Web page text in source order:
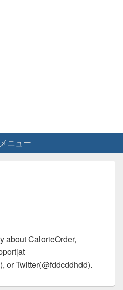
メニュー
about CalorieOrder,
or Twitter(@fddcddhdd).